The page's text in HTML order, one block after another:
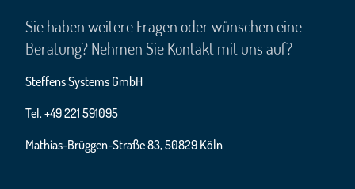
Sie haben weitere Fragen oder wünschen eine
Beratung? Nehmen Sie Kontakt mit uns auf?
Steffens Systems GmbH
Tel. +49 221 591095
Mathias-Brüggen-Straße 83, 50829 Köln